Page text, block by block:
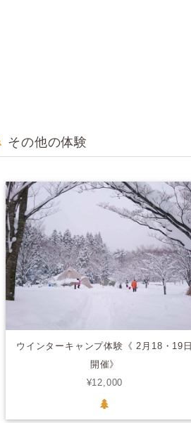
その他の体験
ウインターキャンプ体験《 2月18・19日
開催》
¥12,000